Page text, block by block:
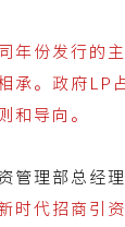
年份发行的
承。政府LP
和导向。
管理部总经
时代招商引